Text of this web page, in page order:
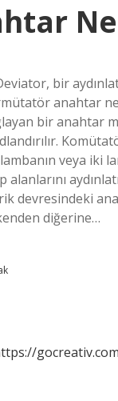
bir
anahtar
bir anahtar
veya iki
devresindeki
diğerine…